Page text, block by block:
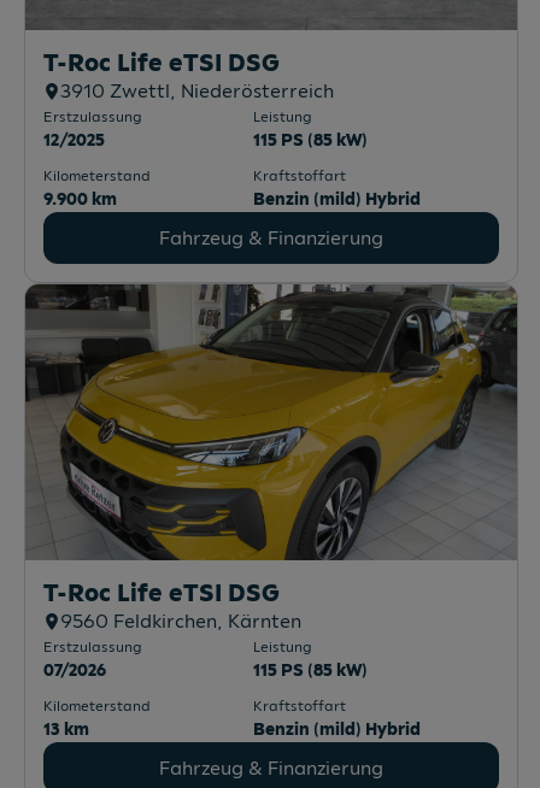
T-Roc Life eTSI DSG
3910 Zwettl, Niederösterreich
Erstzulassung
12/2025
Leistung
115 PS (85 kW)
Kilometerstand
9.900 km
Kraftstoffart
Benzin (mild) Hybrid
Fahrzeug & Finanzierung
T-Roc Life eTSI DSG
9560 Feldkirchen, Kärnten
Erstzulassung
07/2026
Leistung
115 PS (85 kW)
Kilometerstand
13 km
Kraftstoffart
Benzin (mild) Hybrid
Fahrzeug & Finanzierung